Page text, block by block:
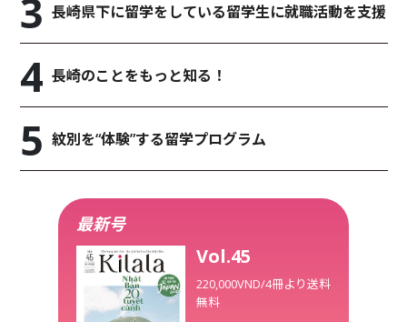
長崎県下に留学をしている留学生に就職活動を支援
長崎のことをもっと知る！
紋別を“体験”する留学プログラム
最新号
Vol.45
220,000VND/4冊より送料
無料